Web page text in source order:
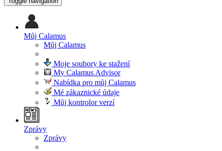
Můj Calamus
Můj Calamus
Moje soubory ke stažení
My Calamus Advisor
Nabídka pro můj Calamus
Mé zákaznické údaje
Můj kontrolor verzí
Zprávy
Zprávy